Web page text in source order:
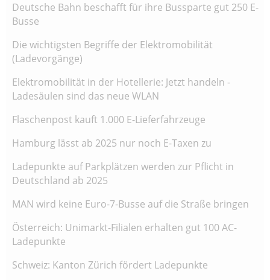
Deutsche Bahn beschafft für ihre Bussparte gut 250 E-
Busse
Die wichtigsten Begriffe der Elektromobilität
(Ladevorgänge)
Elektromobilität in der Hotellerie: Jetzt handeln -
Ladesäulen sind das neue WLAN
Flaschenpost kauft 1.000 E-Lieferfahrzeuge
Hamburg lässt ab 2025 nur noch E-Taxen zu
Ladepunkte auf Parkplätzen werden zur Pflicht in
Deutschland ab 2025
MAN wird keine Euro-7-Busse auf die Straße bringen
Österreich: Unimarkt-Filialen erhalten gut 100 AC-
Ladepunkte
Schweiz: Kanton Zürich fördert Ladepunkte